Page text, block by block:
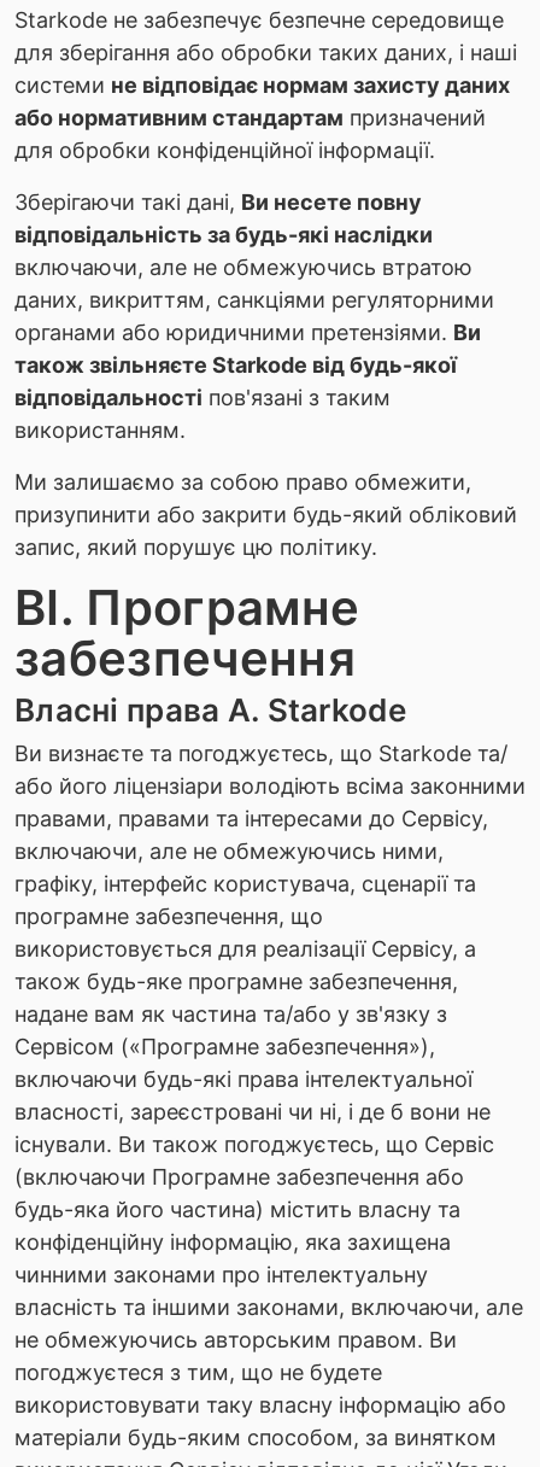
Starkode не забезпечує безпечне середовище
для зберігання або обробки таких даних, і наші
системи не відповідає нормам захисту даних
або нормативним стандартам призначений
для обробки конфіденційної інформації.
Зберігаючи такі дані, Ви несете повну
відповідальність за будь-які наслідки
включаючи, але не обмежуючись втратою
даних, викриттям, санкціями регуляторними
органами або юридичними претензіями. Ви
також звільняєте Starkode від будь-якої
відповідальності пов'язані з таким
використанням.
Ми залишаємо за собою право обмежити,
призупинити або закрити будь-який обліковий
запис, який порушує цю політику.
ВІ. Програмне
забезпечення
Власні права A. Starkode
Ви визнаєте та погоджуєтесь, що Starkode та/
або його ліцензіари володіють всіма законними
правами, правами та інтересами до Сервісу,
включаючи, але не обмежуючись ними,
графіку, інтерфейс користувача, сценарії та
програмне забезпечення, що
використовується для реалізації Сервісу, а
також будь-яке програмне забезпечення,
надане вам як частина та/або у зв'язку з
Сервісом («Програмне забезпечення»),
включаючи будь-які права інтелектуальної
власності, зареєстровані чи ні, і де б вони не
існували. Ви також погоджуєтесь, що Сервіс
(включаючи Програмне забезпечення або
будь-яка його частина) містить власну та
конфіденційну інформацію, яка захищена
чинними законами про інтелектуальну
власність та іншими законами, включаючи, але
не обмежуючись авторським правом. Ви
погоджуєтеся з тим, що не будете
використовувати таку власну інформацію або
матеріали будь-яким способом, за винятком